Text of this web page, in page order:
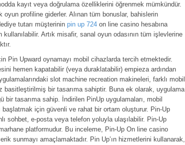
kayıt veya doğrulama özelliklerini öğrenmek mümkündür.
profiline giderler. Alınan tüm bonuslar, bahislerin
tutarı müşterinin pin up 724 on line casino hesabına
Artık misafir, sanal oyun odasının tüm işlevlerine
Pin Upward oynamayı mobil cihazlarda tercih etmektedir.
hemen kapatabilir (veya duraklatabilir) empieza ardından
slot machine recreation makineleri, farklı mobil
basitleştirilmiş bir tasarıma sahiptir. Buna ek olarak, uygulama
bir tasarıma sahip. İndirilen PinUp uygulamaları, mobil
başlatmak için güvenli ve rahat bir ortam oluşturur. Pin-Up
sohbet, e-posta veya telefon yoluyla ulaşılabilir. Pin-Up
platformudur. Bu inceleme, Pin-Up On line casino
sunmayı amaçlamaktadır. Pin Up’ın hizmetlerini kullanarak,